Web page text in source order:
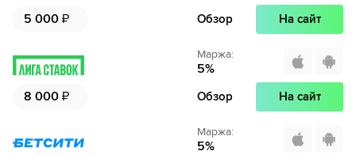
5 000 ₽ Обзор На сайт
8 000 ₽
Маржа:
5%
Обзор На сайт
Маржа:
5%